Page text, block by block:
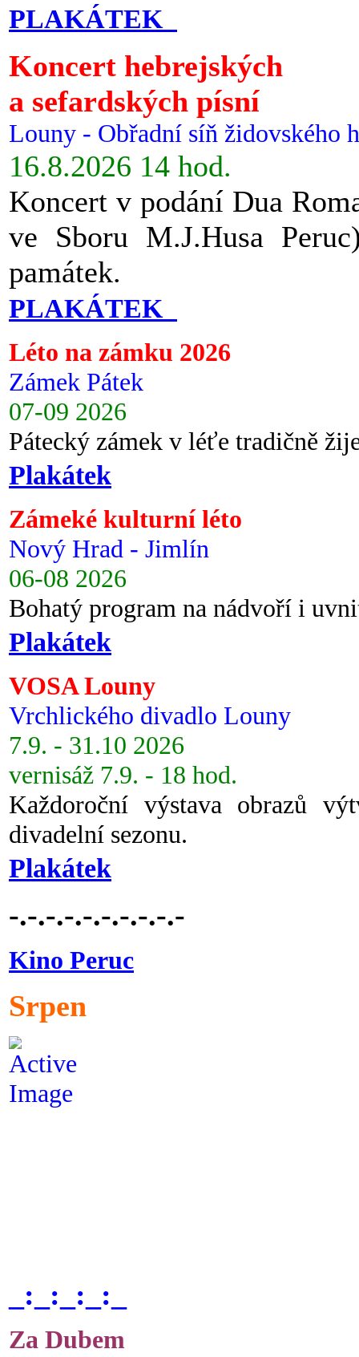
PLAKÁTEK
Koncert hebrejských
a sefardských písní
Louny - Obřadní síň židovského
16.8.2026 14 hod.
Koncert v podání Dua
ve Sboru M.J.Husa
památek.
PLAKÁTEK
Léto na zámku 2026
Zámek Pátek
07-09 2026
Pátecký zámek v léťe tradičně
Plakátek
Zámeké kulturní léto
Nový Hrad - Jimlín
06-08 2026
Bohatý program na nádvoří i
Plakátek
VOSA Louny
Vrchlického divadlo Louny
7.9. - 31.10 2026
vernisáž 7.9. - 18 hod.
Každoroční výstava obrazů
divadelní sezonu.
Plakátek
-.-.-.-.-.-.-.-.-.-
Kino Peruc
Srpen
_:_:_:_:_
Za Dubem